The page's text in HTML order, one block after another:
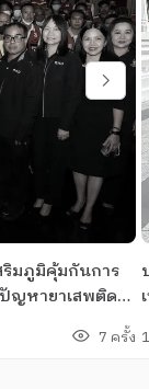
ริมภูมิคุ้มกันการ
ญหายาเสพติดใน
7 ครั้ง